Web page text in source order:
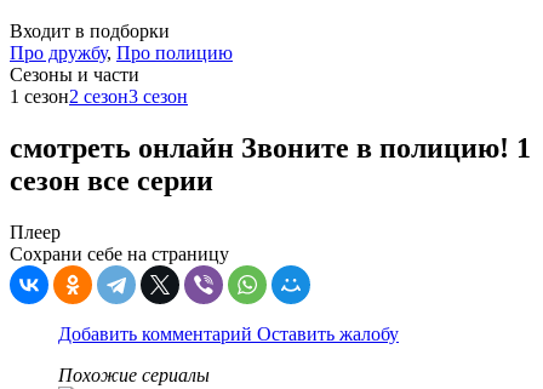
Входит в подборки
Про дружбу, Про полицию
Cезоны и части
1 сезон2 сезон3 сезон
смотреть онлайн Звоните в полицию! 1
сезон все серии
Плеер
Сохрани себе на страницу
Добавить комментарий Оставить жалобу
Похожие сериалы